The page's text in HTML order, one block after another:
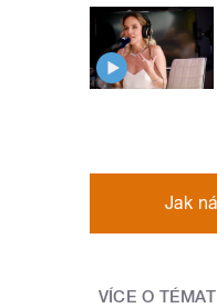
Jak
VÍCE O